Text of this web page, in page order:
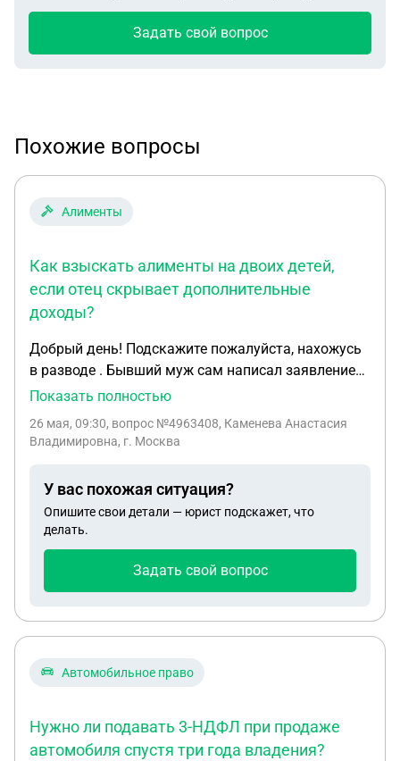
Задать свой вопрос
Похожие вопросы
Алименты
Как взыскать алименты на двоих детей,
если отец скрывает дополнительные
доходы?
Добрый день! Подскажите пожалуйста, нахожусь
в разводе . Бывший муж сам написал заявление
на работе о вычете 33 % на двоих детей! Сейчас
случайно ! Получается он скрывает доходы! При
интересы в суде физ лиц и ему за это платят!!!!!
Как мне взыскать сумму алиментов на двоих
детей по закону!!!!!!!
Показать полностью
26 мая, 09:30, вопрос №4963408, Каменева Анастасия
Владимировна, г. Москва
У вас похожая ситуация?
Опишите свои детали — юрист подскажет, что
делать.
Задать свой вопрос
Автомобильное право
Нужно ли подавать 3-НДФЛ при продаже
автомобиля спустя три года владения?